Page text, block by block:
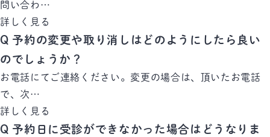
問い合わ…
詳しく見る
Q 予約の変更や取り消しはどのようにしたら良い
のでしょうか？
お電話にてご連絡ください。変更の場合は、頂いたお電話
で、次…
詳しく見る
Q 予約日に受診ができなかった場合はどうなりま